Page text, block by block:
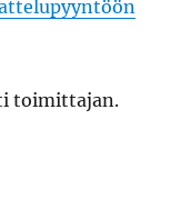
toimittajan.